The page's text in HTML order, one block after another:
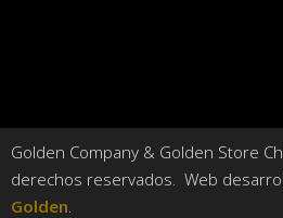
Golden Company & Golden Store
derechos reservados. Web
Golden